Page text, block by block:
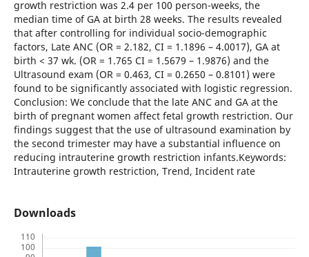
growth restriction was 2.4 per 100 person-weeks, the
median time of GA at birth 28 weeks. The results revealed
that after controlling for individual socio-demographic
factors, Late ANC (OR = 2.182, CI = 1.1896 – 4.0017), GA at
birth < 37 wk. (OR = 1.765 CI = 1.5679 – 1.9876) and the
Ultrasound exam (OR = 0.463, CI = 0.2650 – 0.8101) were
found to be significantly associated with logistic regression.
Conclusion: We conclude that the late ANC and GA at the
birth of pregnant women affect fetal growth restriction. Our
findings suggest that the use of ultrasound examination by
the second trimester may have a substantial influence on
reducing intrauterine growth restriction infants.Keywords:
Intrauterine growth restriction, Trend, Incident rate
Downloads